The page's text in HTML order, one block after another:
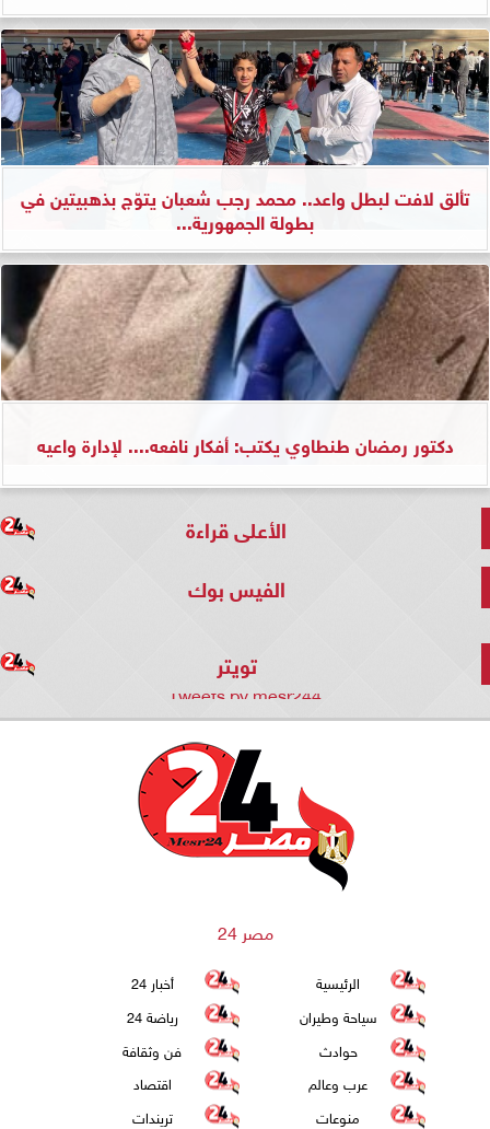
تألق لافت لبطل واعد.. محمد رجب شعبان يتوّج بذهبيتين في
بطولة الجمهورية...
دكتور رمضان طنطاوي يكتب: أفكار نافعه.... لإدارة واعيه
الأعلى قراءة
الفيس بوك
تويتر
Tweets by mesr244
مصر 24
الرئيسية
أخبار 24
سياحة وطيران
رياضة 24
حوادث
فن وثقافة
عرب وعالم
اقتصاد
منوعات
تريندات